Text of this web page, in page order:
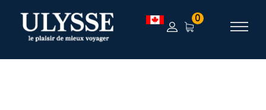
TEST 0